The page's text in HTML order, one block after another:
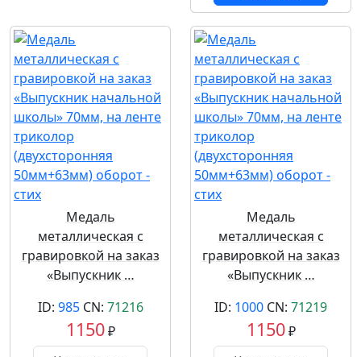
Медаль
металлическая с
гравировкой на заказ
«Выпускник …
ID: 985CN: 71216
1150₽
Медаль
металлическая с
гравировкой на заказ
«Выпускник …
ID: 1000 CN: 71219
1150₽